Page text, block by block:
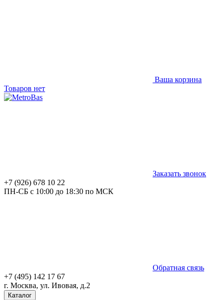
Ваша корзина
Товаров нет
Заказать звонок
+7 (926) 678 10 22
ПН-СБ с 10:00 до 18:30 по МСК
Обратная связь
+7 (495) 142 17 67
г. Москва, ул. Ивовая, д.2
Каталог